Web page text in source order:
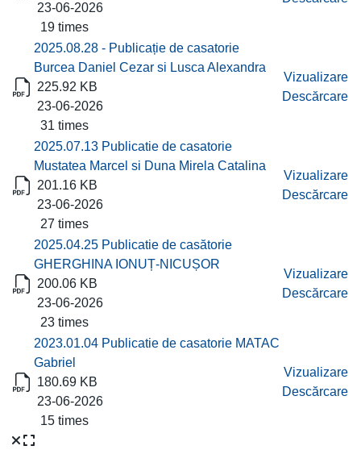
23-06-2026
19 times
2025.08.28 - Publicație de casatorie
Burcea Daniel Cezar si Lusca Alexandra
225.92 KB
23-06-2026
31 times
Vizualizare
Descărcare
2025.07.13 Publicatie de casatorie
Mustatea Marcel si Duna Mirela Catalina
201.16 KB
23-06-2026
27 times
Vizualizare
Descărcare
2025.04.25 Publicatie de casătorie
GHERGHINA IONUȚ-NICUȘOR
200.06 KB
23-06-2026
23 times
Vizualizare
Descărcare
2023.01.04 Publicatie de casatorie MATAC
Gabriel
180.69 KB
23-06-2026
15 times
Vizualizare
Descărcare